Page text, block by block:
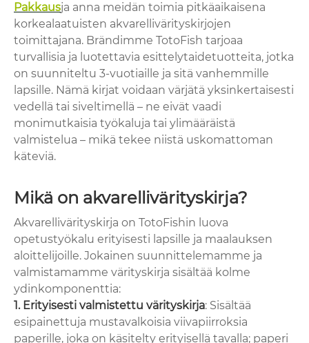
Pakkausja anna meidän toimia pitkäaikaisena
korkealaatuisten akvarellivärityskirjojen
toimittajana. Brändimme TotoFish tarjoaa
turvallisia ja luotettavia esittelytaidetuotteita, jotka
on suunniteltu 3-vuotiaille ja sitä vanhemmille
lapsille. Nämä kirjat voidaan värjätä yksinkertaisesti
vedellä tai siveltimellä – ne eivät vaadi
monimutkaisia ​​työkaluja tai ylimääräistä
valmistelua – mikä tekee niistä uskomattoman
käteviä.
Mikä on akvarellivärityskirja?
Akvarellivärityskirja on TotoFishin luova
opetustyökalu erityisesti lapsille ja maalauksen
aloittelijoille. Jokainen suunnittelemamme ja
valmistamamme värityskirja sisältää kolme
ydinkomponenttia:
1. Erityisesti valmistettu värityskirja: Sisältää
esipainettuja mustavalkoisia viivapiirroksia
paperille, joka on käsitelty erityisellä tavalla; paperi